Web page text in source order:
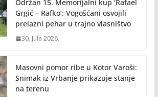
Održan 15. Memorijalni kup ‘Rafael
Grgić – Rafko’: Vogošćani osvojili
prelazni pehar u trajno vlasništvo
30. Jula 2026.
Masovni pomor ribe u Kotor Varoši:
Snimak iz Vrbanje prikazuje stanje
na terenu